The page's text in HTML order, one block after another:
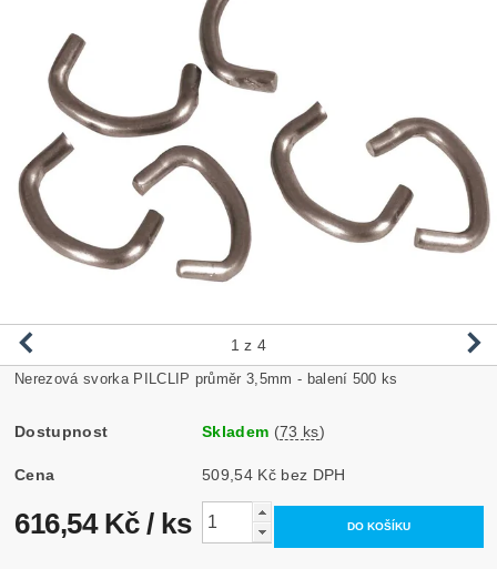
1 z 4
Nerezová svorka PILCLIP průměr 3,5mm - balení 500 ks
Dostupnost Skladem (73 ks)
Cena 509,54 Kč bez DPH
616,54 Kč/ ks